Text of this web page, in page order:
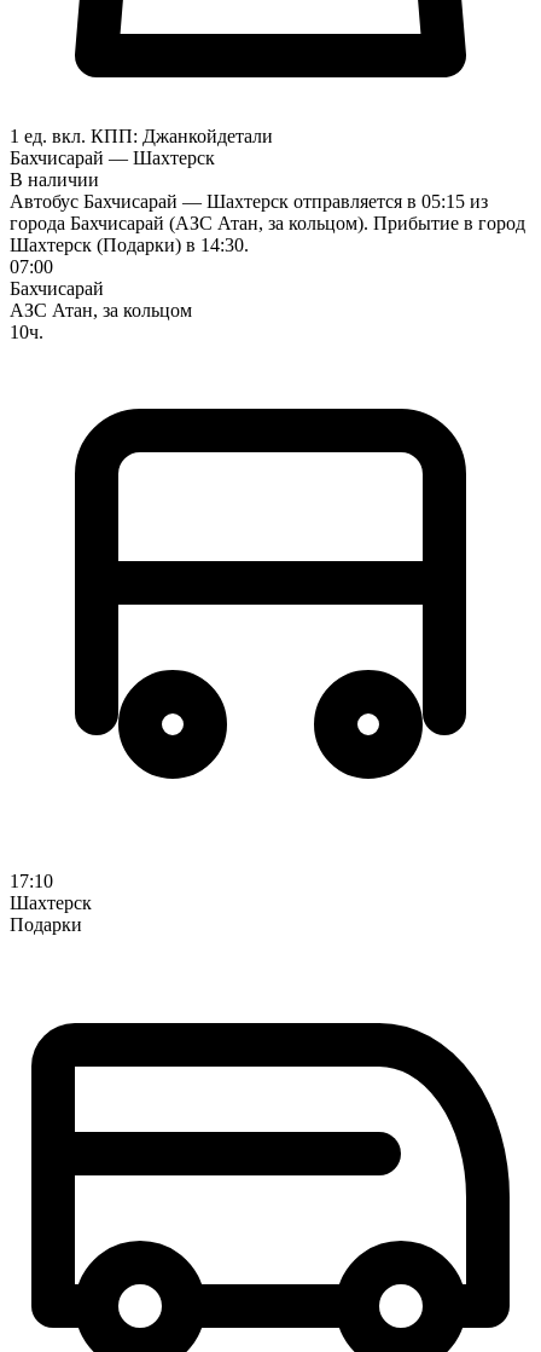
1 ед. вкл. КПП: Джанкойдетали
Бахчисарай — Шахтерск
В наличии
Автобус Бахчисарай — Шахтерск отправляется в 05:15 из
города Бахчисарай (АЗС Атан, за кольцом). Прибытие в город
Шахтерск (Подарки) в 14:30.
07:00
Бахчисарай
АЗС Атан, за кольцом
10ч.
17:10
Шахтерск
Подарки